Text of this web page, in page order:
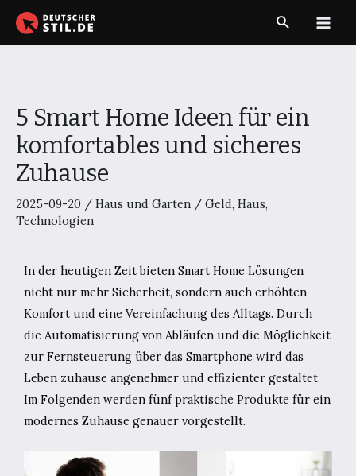
Zum
Inhalt
Suche
5 Smart Home Ideen für ein
komfortables und sicheres
Zuhause
2025-09-20 / Haus und Garten / Geld, Haus,
Technologien
In der heutigen Zeit bieten Smart Home Lösungen
nicht nur mehr Sicherheit, sondern auch erhöhten
Komfort und eine Vereinfachung des Alltags. Durch
die Automatisierung von Abläufen und die Möglichkeit
zur Fernsteuerung über das Smartphone wird das
Leben zuhause angenehmer und effizienter gestaltet.
Im Folgenden werden fünf praktische Produkte für ein
modernes Zuhause genauer vorgestellt.